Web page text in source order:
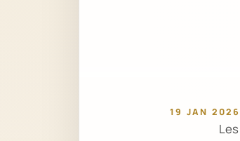
19 JAN 2026
Les